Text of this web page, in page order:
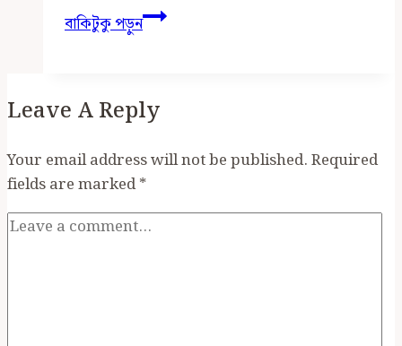
বাকিটুকু পড়ুনজন-
অরণ্যে
নিঃসঙ্গ
Leave A Reply
Your email address will not be published.Required
fields are marked*